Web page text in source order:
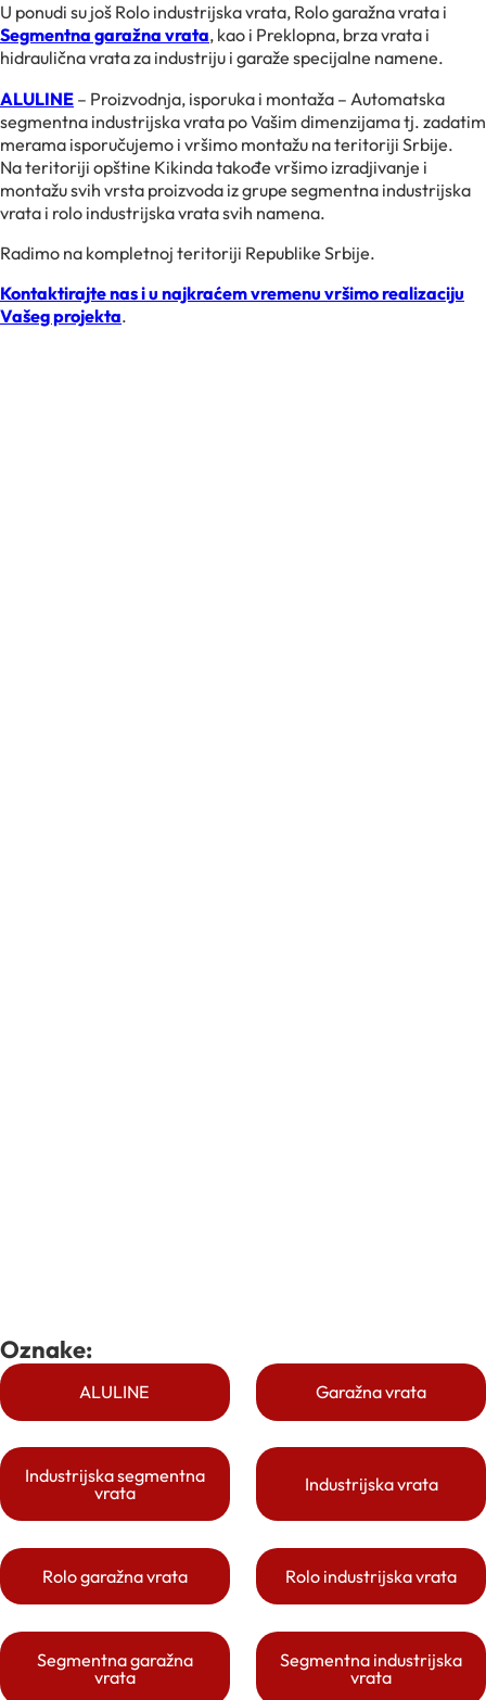
U ponudi su još Rolo industrijska vrata, Rolo garažna vrata i
Segmentna garažna vrata, kao i Preklopna, brza vrata i
hidraulična vrata za industriju i garaže specijalne namene.
ALULINE – Proizvodnja, isporuka i montaža – Automatska
segmentna industrijska vrata po Vašim dimenzijama tj. zadatim
merama isporučujemo i vršimo montažu na teritoriji Srbije.
Na teritoriji opštine Kikinda takođe vršimo izradjivanje i
montažu svih vrsta proizvoda iz grupe segmentna industrijska
vrata i rolo industrijska vrata svih namena.
Radimo na kompletnoj teritoriji Republike Srbije.
Kontaktirajte nas i u najkraćem vremenu vršimo realizaciju
Vašeg projekta.
Oznake:
ALULINE Garažna vrata
Industrijska segmentna
vrata
Industrijska vrata
Rolo garažna vrata Rolo industrijska vrata
Segmentna garažna
vrata
Segmentna industrijska
vrata